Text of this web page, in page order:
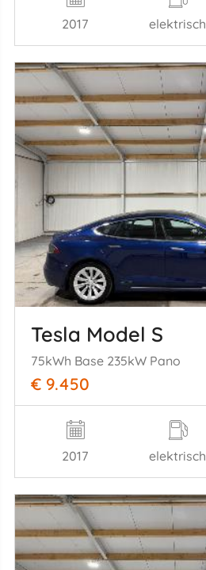
2017 elektrisch
Tesla Model S
75kWh Base 235kW Pano
€ 9.450
2017 elektrisch